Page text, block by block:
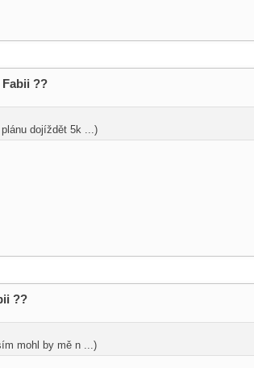
??
dojíždět 5k ...)
??
mohl by mě n ...)